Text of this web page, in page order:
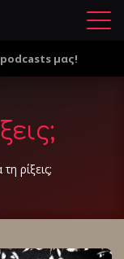
Μ
ο
μας!
ρίξεις;